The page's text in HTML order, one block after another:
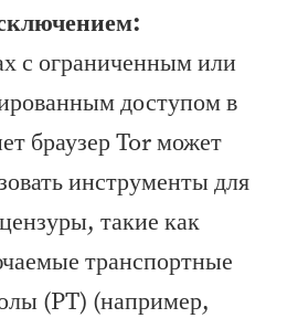
с ограниченным или
доступом в
браузер Tor может
инструменты для
такие как
транспортные
(PT) (например,